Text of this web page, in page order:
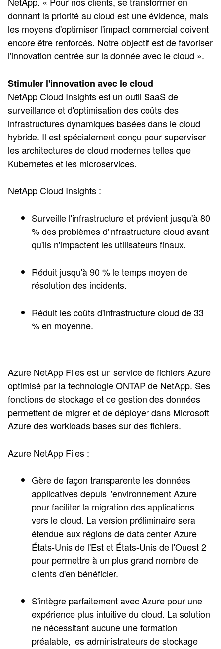
donnant la priorité au cloud est une évidence, mais
les moyens d'optimiser l'impact commercial doivent
encore être renforcés. Notre objectif est de favoriser
l'innovation centrée sur la donnée avec le cloud ».
Stimuler l'innovation avec le cloud
NetApp Cloud Insights est un outil SaaS de
surveillance et d'optimisation des coûts des
infrastructures dynamiques basées dans le cloud
hybride. Il est spécialement conçu pour superviser
les architectures de cloud modernes telles que
Kubernetes et les microservices.
NetApp Cloud Insights :
Surveille l'infrastructure et prévient jusqu'à 80
% des problèmes d'infrastructure cloud avant
qu'ils n'impactent les utilisateurs finaux.
Réduit jusqu'à 90 % le temps moyen de
résolution des incidents.
Réduit les coûts d'infrastructure cloud de 33
% en moyenne.
Azure NetApp Files est un service de fichiers Azure
optimisé par la technologie ONTAP de NetApp. Ses
fonctions de stockage et de gestion des données
permettent de migrer et de déployer dans Microsoft
Azure des workloads basés sur des fichiers.
Azure NetApp Files :
Gère de façon transparente les données
applicatives depuis l'environnement Azure
pour faciliter la migration des applications
vers le cloud. La version préliminaire sera
étendue aux régions de data center Azure
États-Unis de l'Est et États-Unis de l'Ouest 2
pour permettre à un plus grand nombre de
clients d'en bénéficier.
S'intègre parfaitement avec Azure pour une
expérience plus intuitive du cloud. La solution
ne nécessitant aucune une formation
préalable, les administrateurs de stockage